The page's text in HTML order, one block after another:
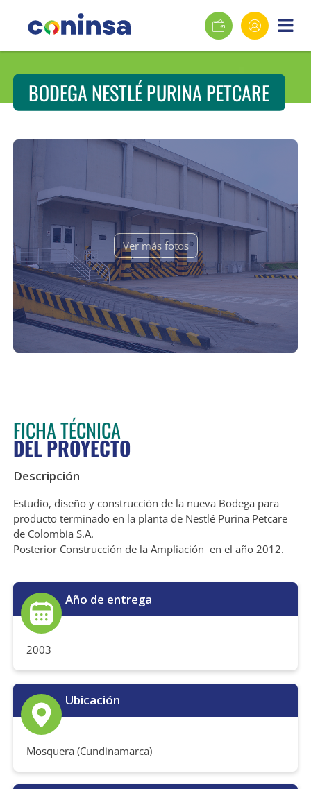
BODEGA NESTLÉ PURINA PETCARE
Ver más fotos
FICHA TÉCNICA
DEL PROYECTO
Descripción
Estudio, diseño y construcción de la nueva Bodega para
producto terminado en la planta de Nestlé Purina Petcare
de Colombia S.A.
Posterior Construcción de la Ampliación en el año 2012.
Año de entrega
2003
Ubicación
Mosquera (Cundinamarca)